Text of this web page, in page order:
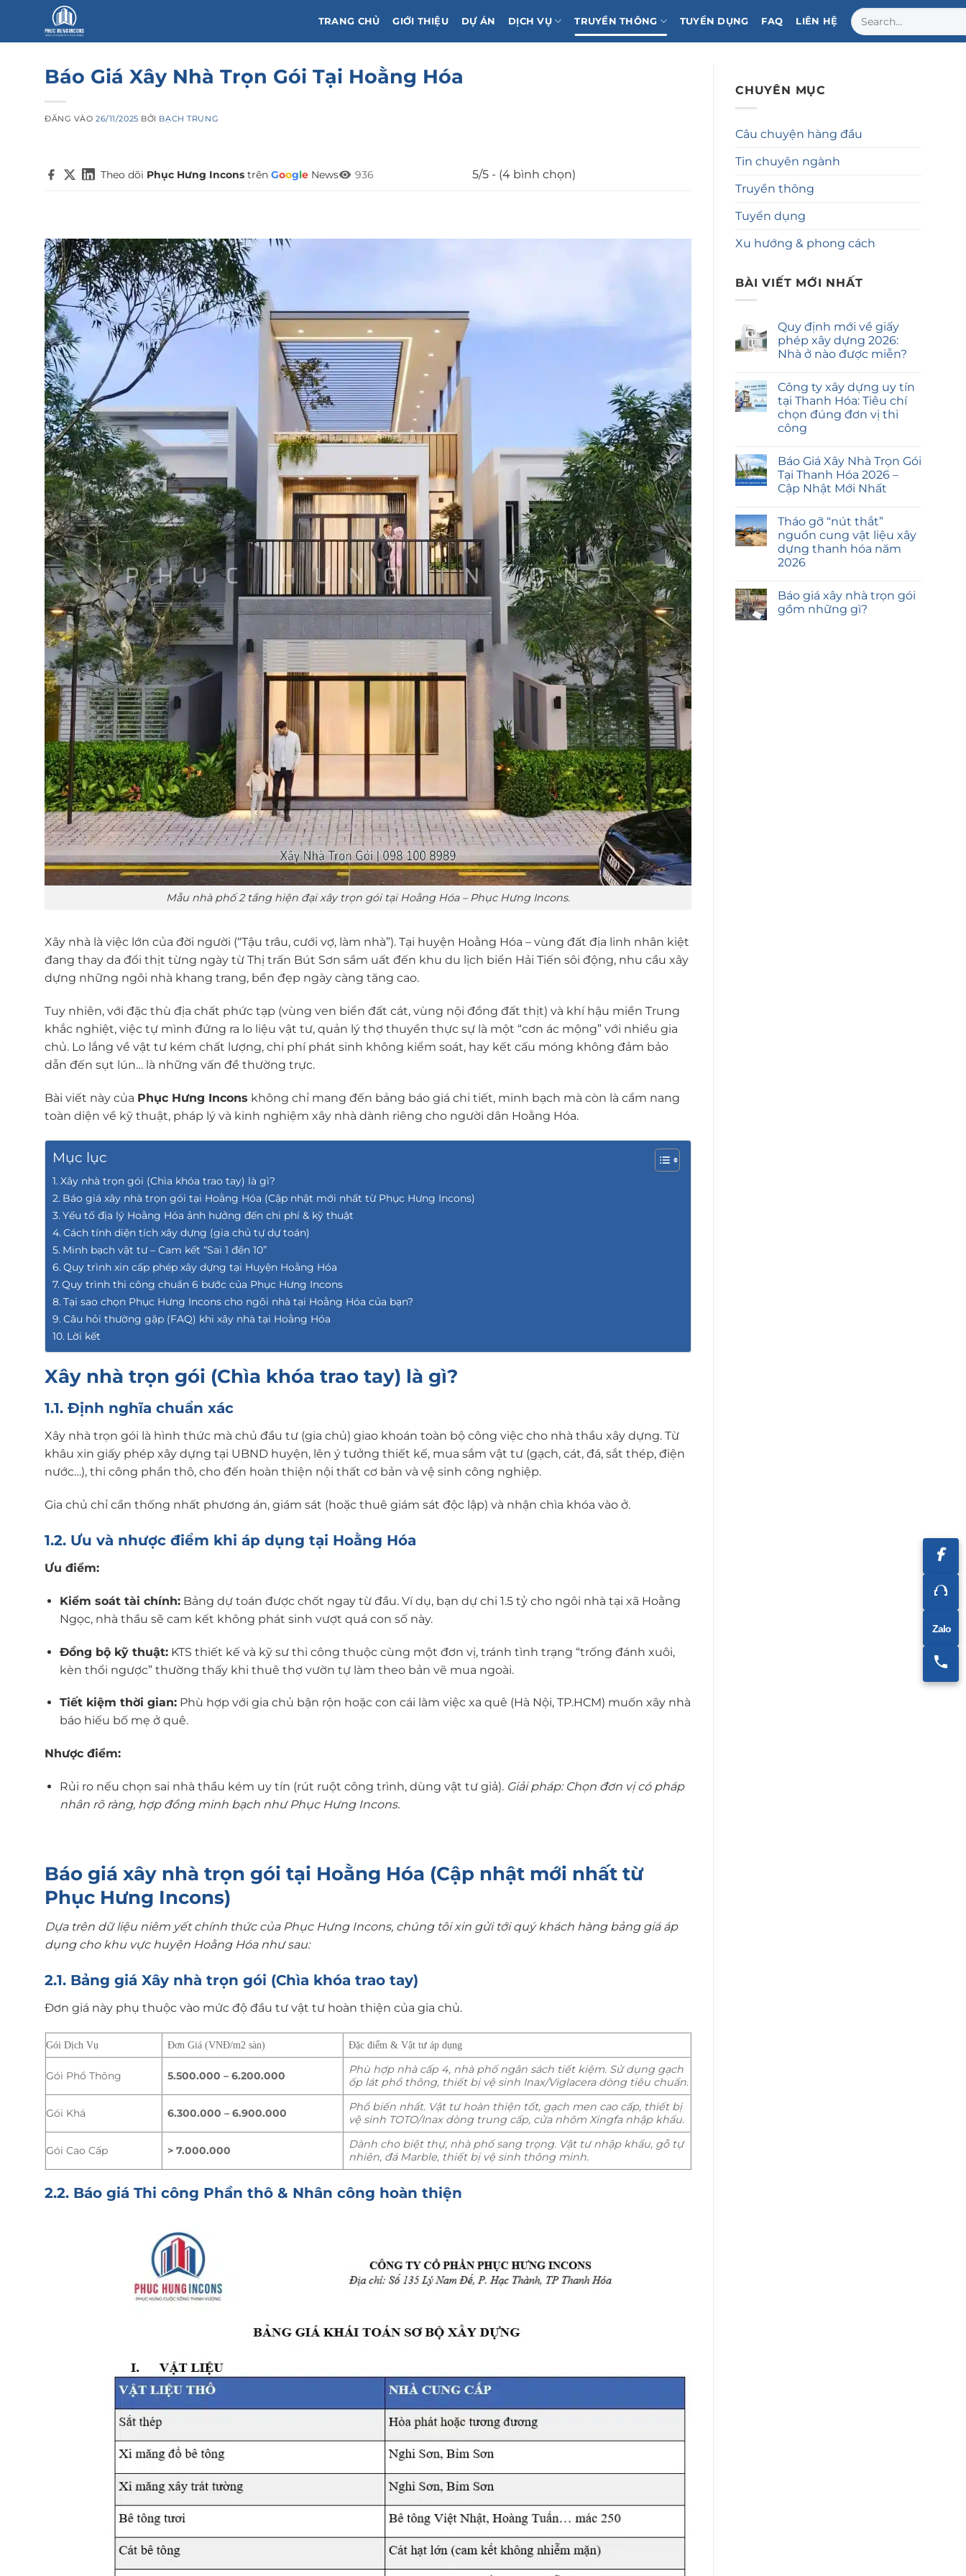
nội
TRANG CHỦ GIỚI THIỆU DỰ ÁN DỊCH VỤ TRUYỀN THÔNG TUYỂN DỤNG FAQ LIÊN HỆ
Báo Giá Xây Nhà Trọn Gói Tại Hoằng Hóa
ĐĂNG VÀO26/11/2025 BỞI BẠCH TRUNG
Theo dõi Phục Hưng Incons trên Google News 936 5/5 - (4 bình chọn)
Mẫu nhà phố 2 tầng hiện đại xây trọn gói tại Hoằng Hóa – Phục Hưng Incons.
Xây nhà là việc lớn của đời người (“Tậu trâu, cưới vợ, làm nhà”). Tại huyện Hoằng Hóa – vùng đất địa linh nhân kiệt
đang thay da đổi thịt từng ngày từ Thị trấn Bút Sơn sầm uất đến khu du lịch biển Hải Tiến sôi động, nhu cầu xây
dựng những ngôi nhà khang trang, bền đẹp ngày càng tăng cao.
Tuy nhiên, với đặc thù địa chất phức tạp (vùng ven biển đất cát, vùng nội đồng đất thịt) và khí hậu miền Trung
khắc nghiệt, việc tự mình đứng ra lo liệu vật tư, quản lý thợ thuyền thực sự là một “cơn ác mộng” với nhiều gia
chủ. Lo lắng về vật tư kém chất lượng, chi phí phát sinh không kiểm soát, hay kết cấu móng không đảm bảo
dẫn đến sụt lún… là những vấn đề thường trực.
Bài viết này của Phục Hưng Incons không chỉ mang đến bảng báo giá chi tiết, minh bạch mà còn là cẩm nang
toàn diện về kỹ thuật, pháp lý và kinh nghiệm xây nhà dành riêng cho người dân Hoằng Hóa.
Mục lục
Xây nhà trọn gói (Chìa khóa trao tay) là gì?
Báo giá xây nhà trọn gói tại Hoằng Hóa (Cập nhật mới nhất từ Phục Hưng Incons)
Yếu tố địa lý Hoằng Hóa ảnh hưởng đến chi phí & kỹ thuật
Cách tính diện tích xây dựng (gia chủ tự dự toán)
Minh bạch vật tư – Cam kết “Sai 1 đền 10”
Quy trình xin cấp phép xây dựng tại Huyện Hoằng Hóa
Quy trình thi công chuẩn 6 bước của Phục Hưng Incons
Tại sao chọn Phục Hưng Incons cho ngôi nhà tại Hoằng Hóa của bạn?
Câu hỏi thường gặp (FAQ) khi xây nhà tại Hoằng Hóa
Lời kết
Xây nhà trọn gói (Chìa khóa trao tay) là gì?
1.1. Định nghĩa chuẩn xác
Xây nhà trọn gói là hình thức mà chủ đầu tư (gia chủ) giao khoán toàn bộ công việc cho nhà thầu xây dựng. Từ
khâu xin giấy phép xây dựng tại UBND huyện, lên ý tưởng thiết kế, mua sắm vật tư (gạch, cát, đá, sắt thép, điện
nước…), thi công phần thô, cho đến hoàn thiện nội thất cơ bản và vệ sinh công nghiệp.
Gia chủ chỉ cần thống nhất phương án, giám sát (hoặc thuê giám sát độc lập) và nhận chìa khóa vào ở.
1.2. Ưu và nhược điểm khi áp dụng tại Hoằng Hóa
Ưu điểm:
Kiểm soát tài chính:Bảng dự toán được chốt ngay từ đầu. Ví dụ, bạn dự chi 1.5 tỷ cho ngôi nhà tại xã Hoằng
Ngọc, nhà thầu sẽ cam kết không phát sinh vượt quá con số này.
Đồng bộ kỹ thuật:KTS thiết kế và kỹ sư thi công thuộc cùng một đơn vị, tránh tình trạng “trống đánh xuôi,
kèn thổi ngược” thường thấy khi thuê thợ vườn tự làm theo bản vẽ mua ngoài.
Tiết kiệm thời gian:Phù hợp với gia chủ bận rộn hoặc con cái làm việc xa quê (Hà Nội, TP.HCM) muốn xây nhà
báo hiếu bố mẹ ở quê.
Nhược điểm:
Rủi ro nếu chọn sai nhà thầu kém uy tín (rút ruột công trình, dùng vật tư giả). Giải pháp: Chọn đơn vị có pháp
nhân rõ ràng, hợp đồng minh bạch như Phục Hưng Incons.
Báo giá xây nhà trọn gói tại Hoằng Hóa (Cập nhật mới nhất từ
Phục Hưng Incons)
Dựa trên dữ liệu niêm yết chính thức của Phục Hưng Incons, chúng tôi xin gửi tới quý khách hàng bảng giá áp
dụng cho khu vực huyện Hoằng Hóa như sau:
2.1. Bảng giá Xây nhà trọn gói (Chìa khóa trao tay)
Đơn giá này phụ thuộc vào mức độ đầu tư vật tư hoàn thiện của gia chủ.
Gói Dịch Vụ Đơn Giá (VNĐ/m2 sàn) Đặc điểm & Vật tư áp dụng
Gói Phổ Thông 5.500.000 – 6.200.000
Phù hợp nhà cấp 4, nhà phố ngân sách tiết kiệm. Sử dụng gạch
ốp lát phổ thông, thiết bị vệ sinh Inax/Viglacera dòng tiêu chuẩn.
Gói Khá 6.300.000 – 6.900.000
Phổ biến nhất. Vật tư hoàn thiện tốt, gạch men cao cấp, thiết bị
vệ sinh TOTO/Inax dòng trung cấp, cửa nhôm Xingfa nhập khẩu.
Gói Cao Cấp > 7.000.000
Dành cho biệt thự, nhà phố sang trọng. Vật tư nhập khẩu, gỗ tự
nhiên, đá Marble, thiết bị vệ sinh thông minh.
2.2. Báo giá Thi công Phần thô & Nhân công hoàn thiện
CHUYÊN MỤC
Câu chuyện hàng đầu
Tin chuyên ngành
Truyền thông
Tuyển dụng
Xu hướng & phong cách
BÀI VIẾT MỚI NHẤT
Quy định mới về giấy
phép xây dựng 2026:
Nhà ở nào được miễn?
Công ty xây dựng uy tín
tại Thanh Hóa: Tiêu chí
chọn đúng đơn vị thi
công
Báo Giá Xây Nhà Trọn Gói
Tại Thanh Hóa 2026 –
Cập Nhật Mới Nhất
Tháo gỡ “nút thắt”
nguồn cung vật liệu xây
dựng thanh hóa năm
2026
Báo giá xây nhà trọn gói
gồm những gì?
Zalo